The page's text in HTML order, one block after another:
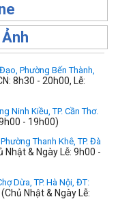
Phường Bến Thành,
8h30 - 20h00, Lễ:
Ninh Kiều, TP. Cần Thơ.
- 19h00)
Thanh Khê, TP. Đà
Nhật & Ngày Lễ: 9h00 -
Dừa, TP. Hà Nội, ĐT:
Nhật & Ngày Lễ: